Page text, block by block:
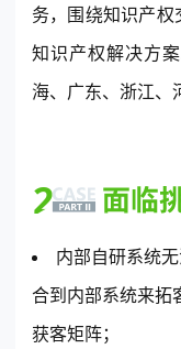
务，围绕知识产权
知识产权解决方
海、广东、浙江、
内部自研系统
合到内部系统来拓
获客矩阵；